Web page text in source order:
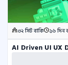
৩২ সিট বাকি ১৬ দিন
AI Driven UI UX